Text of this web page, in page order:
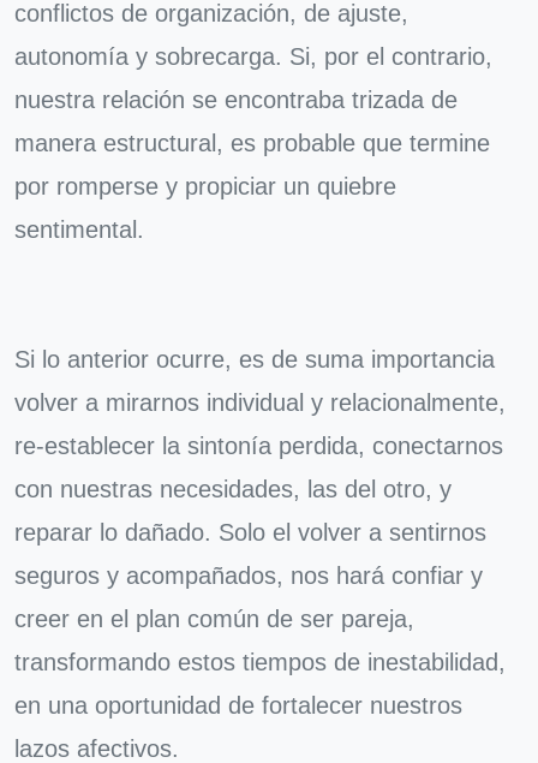
conflictos de organización, de ajuste,
autonomía y sobrecarga. Si, por el contrario,
nuestra relación se encontraba trizada de
manera estructural, es probable que termine
por romperse y propiciar un quiebre
sentimental.
Si lo anterior ocurre, es de suma importancia
volver a mirarnos individual y relacionalmente,
re-establecer la sintonía perdida, conectarnos
con nuestras necesidades, las del otro, y
reparar lo dañado. Solo el volver a sentirnos
seguros y acompañados, nos hará confiar y
creer en el plan común de ser pareja,
transformando estos tiempos de inestabilidad,
en una oportunidad de fortalecer nuestros
lazos afectivos.